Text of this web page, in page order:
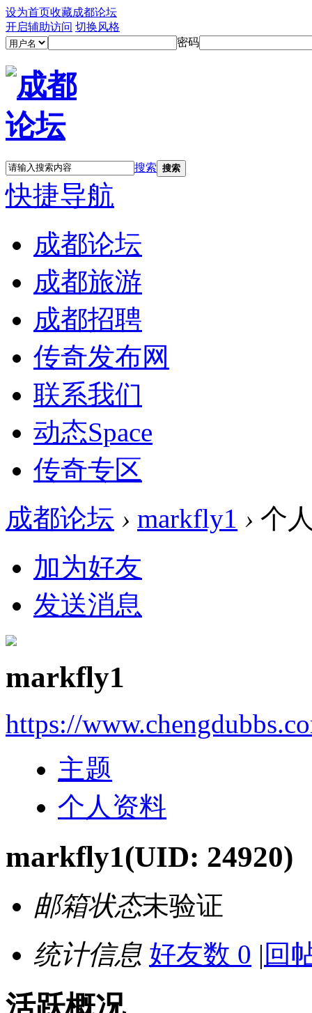
设为首页收藏成都论坛
开启辅助访问 切换风格
密码
搜索 搜索
快捷导航
成都论坛
成都旅游
成都招聘
传奇发布网
联系我们
动态Space
传奇专区
成都论坛 › markfly1 › 个
加为好友
发送消息
markfly1
https://
主题
个人资料
markfly1(UID: 24920)
邮箱状态未验证
统计信息 好友数 0 | 回